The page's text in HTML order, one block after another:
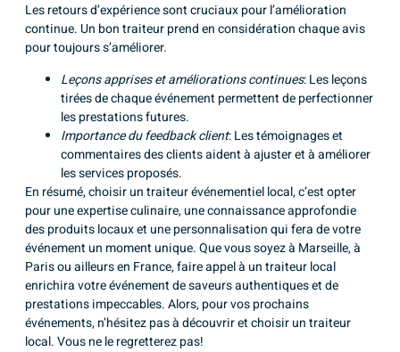
Les retours d’expérience sont cruciaux pour l’amélioration
continue. Un bon traiteur prend en considération chaque avis
pour toujours s’améliorer.
Leçons apprises et améliorations continues: Les leçons
tirées de chaque événement permettent de perfectionner
les prestations futures.
Importance du feedback client: Les témoignages et
commentaires des clients aident à ajuster et à améliorer
les services proposés.
En résumé, choisir un traiteur événementiel local, c’est opter
pour une expertise culinaire, une connaissance approfondie
des produits locaux et une personnalisation qui fera de votre
événement un moment unique. Que vous soyez à Marseille, à
Paris ou ailleurs en France, faire appel à un traiteur local
enrichira votre événement de saveurs authentiques et de
prestations impeccables. Alors, pour vos prochains
événements, n’hésitez pas à découvrir et choisir un traiteur
local. Vous ne le regretterez pas!